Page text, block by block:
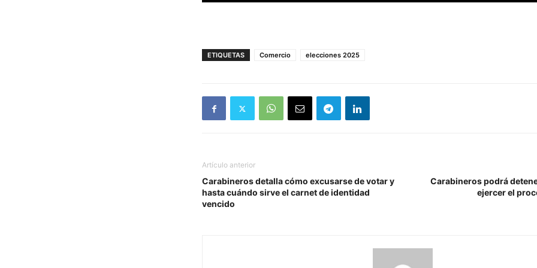
ETIQUETAS Comercio elecciones 2025
Artículo anterior
Carabineros detalla cómo excusarse de votar y
hasta cuándo sirve el carnet de identidad
vencido
Carabineros podrá
ejercer el